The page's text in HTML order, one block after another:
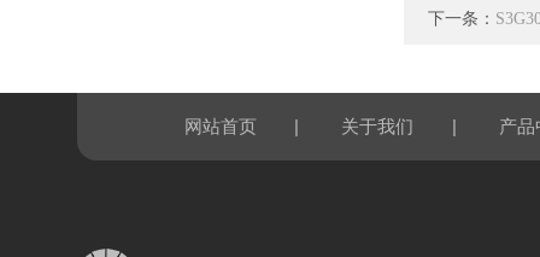
下一条：
网站首页 | 关于我们 | 产品